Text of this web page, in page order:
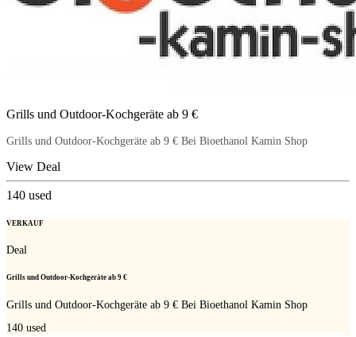
Grills und Outdoor-Kochgeräte ab 9 €
Grills und Outdoor-Kochgeräte ab 9 € Bei Bioethanol Kamin Shop
View Deal
140 used
VERKAUF
Deal
Grills und Outdoor-Kochgeräte ab 9 €
Grills und Outdoor-Kochgeräte ab 9 € Bei Bioethanol Kamin Shop
140 used